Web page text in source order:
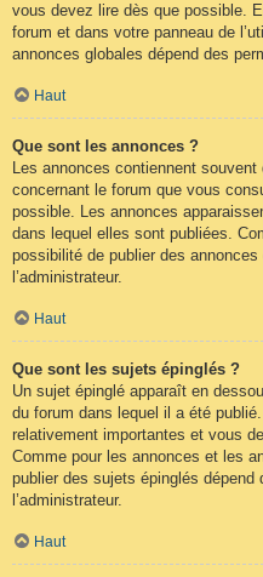
vous devez lire dès que possible.
forum et dans votre panneau de
annonces globales dépend des
Haut
Que sont les annonces ?
Les annonces contiennent
concernant le forum que vous
possible. Les annonces
dans lequel elles sont publiées.
possibilité de publier des
l’administrateur.
Haut
Que sont les sujets épinglés ?
Un sujet épinglé apparaît en
du forum dans lequel il a été
relativement importantes et vous
Comme pour les annonces et les
publier des sujets épinglés
l’administrateur.
Haut